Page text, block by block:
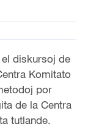
diskursoj de
Komitato
por
de la Centra
tutlande.